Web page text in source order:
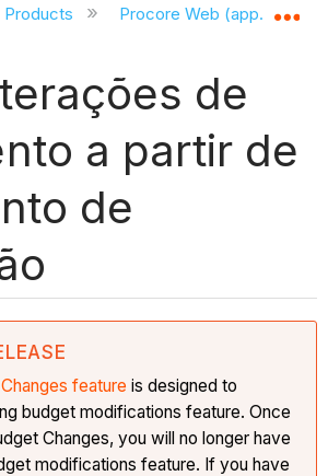
recolher hierarquia
Products Procore Web
de
a partir de
de
feature is designed to
budget modifications feature. Once
Changes, you will no longer have
modifications feature. If you have